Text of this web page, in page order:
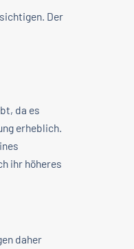
Der
da es
erheblich.
ihr höheres
daher